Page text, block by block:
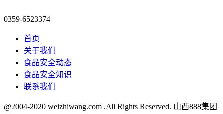
0359-6523374
首页
关于我们
食品安全动态
食品安全知识
联系我们
@2004-2020 weizhiwang.com .All Rights Reserved. 山西888集团